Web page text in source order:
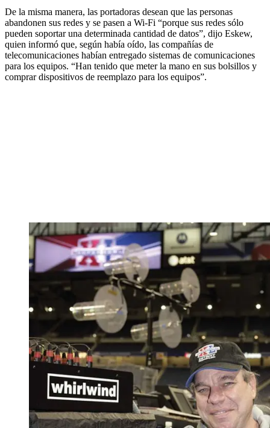
De la misma manera, las portadoras desean que las personas
abandonen sus redes y se pasen a Wi-Fi “porque sus redes sólo
pueden soportar una determinada cantidad de datos”, dijo Eskew,
quien informó que, según había oído, las compañías de
telecomunicaciones habían entregado sistemas de comunicaciones
para los equipos. “Han tenido que meter la mano en sus bolsillos y
comprar dispositivos de reemplazo para los equipos”.